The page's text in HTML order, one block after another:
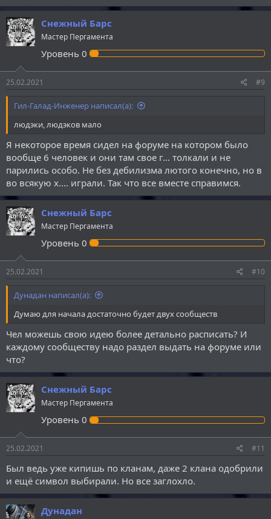
Снежный Барс
Мастер Пергамента
Уровень 0
25.02.2021 #9
Гил-Галад-Инженер написал(а):
людэки, людэков мало
Я некоторое время сидел на форуме на котором было
вообще 6 человек и они там свое г... толкали и не
парились особо. Не без дебилизма лютого конечно, но в
во всякую х.... играли. Так что все вместе справимся.
Снежный Барс
Мастер Пергамента
Уровень 0
25.02.2021 #10
Дунадан написал(а):
Думаю для начала достаточно будет двух сообществ
Чел можешь свою идею более детально расписать? И
каждому сообществу надо раздел выдать на форуме или
что?
Снежный Барс
Мастер Пергамента
Уровень 0
25.02.2021 #11
Был ведь уже кипишь по кланам, даже 2 клана одобрили
и ещё символ выбирали. Но все заглохло.
Дунадан